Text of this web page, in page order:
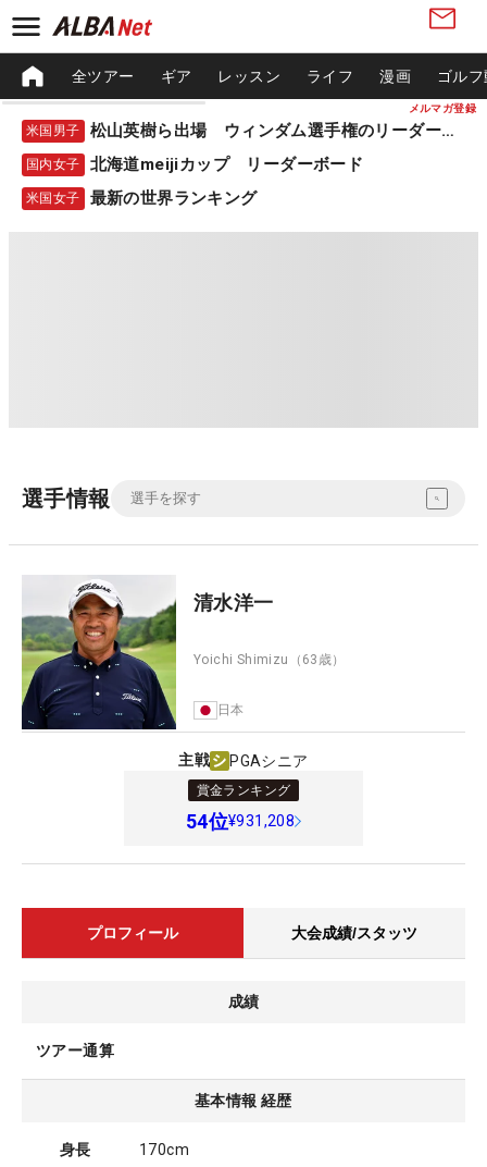
メルマガ登録
全ツアー ギア レッスン ライフ 漫画 ゴル
米国男子 松山英樹ら出場 ウィンダム選手権のリーダーボード
国内女子 北海道meijiカップ リーダーボード
米国女子 最新の世界ランキング
選手情報
清水洋一
Yoichi Shimizu （63歳）
日本
主戦 PGAシニア
賞金ランキング
54位¥931,208
プロフィール 大会成績/スタッツ
成績
ツアー通算
基本情報 経歴
身長 170cm